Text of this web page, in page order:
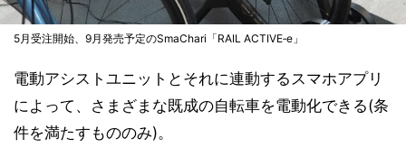
5月受注開始、9月発売予定のSmaChari「RAIL ACTIVE‐e」
電動アシストユニットとそれに連動するスマホアプリ
によって、さまざまな既成の自転車を電動化できる(条
件を満たすもののみ)。